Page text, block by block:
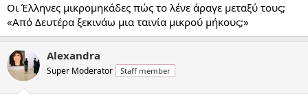
Οι Έλληνες μικρομηκάδες πώς το λένε άραγε μεταξύ τους;
«Από Δευτέρα ξεκινάω μια ταινία μικρού μήκους;»
Alexandra
Super Moderator Staff member